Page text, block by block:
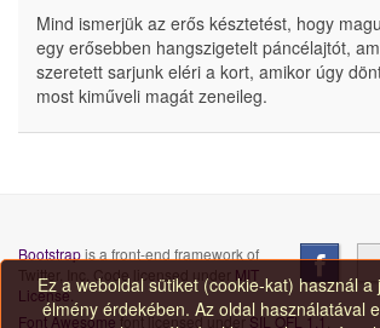
Mind ismerjük az erős késztetést, hogy
egy erősebben hangszigetelt páncélajtót,
szeretett sarjunk eléri a kort, amikor úgy
most kiműveli magát zeneileg.
Bootstrapis a front-end framework of
Twitter, Inc. Code licensed under MIT
License.
Font Awesomefont licensed underSIL OFL 1.1.
Ez a weboldal sütiket (cookie-kat) használ a
élmény érdekében. Az oldal használatával